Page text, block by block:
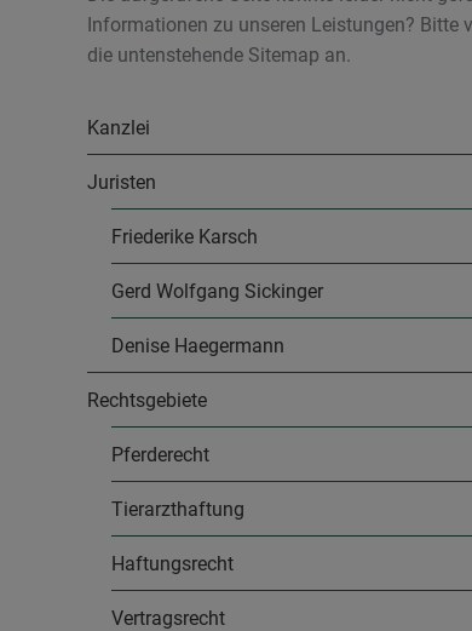
Informationen zu unseren Leistungen? Bitte
die untenstehende Sitemap an.
Kanzlei
Juristen
Friederike Karsch
Gerd Wolfgang Sickinger
Denise Haegermann
Rechtsgebiete
Pferderecht
Tierarzthaftung
Haftungsrecht
Vertragsrecht